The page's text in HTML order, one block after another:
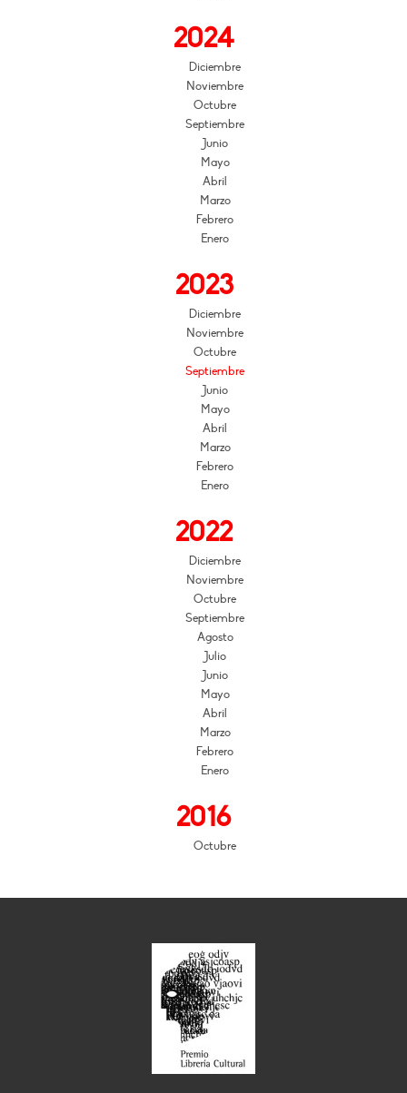
2024
Diciembre
Noviembre
Octubre
Septiembre
Junio
Mayo
Abril
Marzo
Febrero
Enero
2023
Diciembre
Noviembre
Octubre
Septiembre
Junio
Mayo
Abril
Marzo
Febrero
Enero
2022
Diciembre
Noviembre
Octubre
Septiembre
Agosto
Julio
Junio
Mayo
Abril
Marzo
Febrero
Enero
2016
Octubre